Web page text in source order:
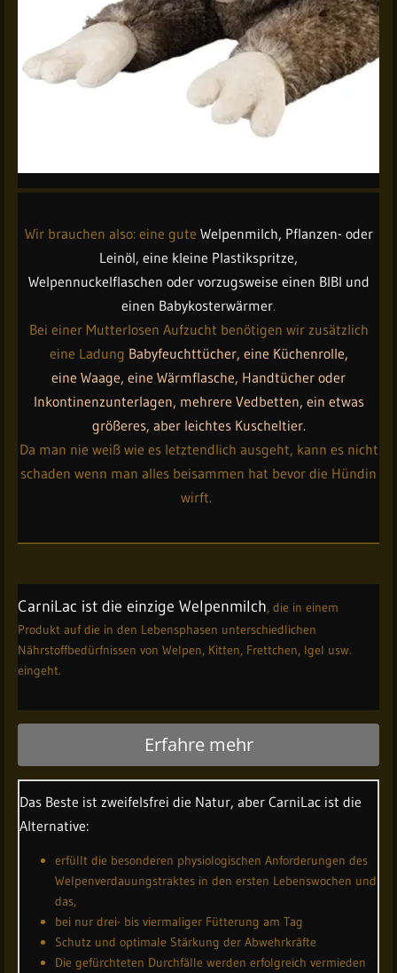
Wir brauchen also: eine gute Welpenmilch, Pflanzen- oder
Leinöl, eine kleine Plastikspritze,
Welpennuckelflaschen oder vorzugsweise einen BIBI und
einen Babykosterwärmer.
Bei einer Mutterlosen Aufzucht benötigen wir zusätzlich
eine Ladung Babyfeuchttücher, eine Küchenrolle,
eine Waage, eine Wärmflasche, Handtücher oder
Inkontinenzunterlagen, mehrere Vedbetten, ein etwas
größeres, aber leichtes Kuscheltier.
Da man nie weiß wie es letztendlich ausgeht, kann es nicht
schaden wenn man alles beisammen hat bevor die Hündin
wirft.
CarniLac ist die einzige Welpenmilch, die in einem
Produkt auf die in den Lebensphasen unterschiedlichen
Nährstoffbedürfnissen von Welpen, Kitten, Frettchen, Igel usw.
eingeht.
Erfahre mehr
Das Beste ist zweifelsfrei die Natur, aber CarniLac ist die
Alternative:
erfüllt die besonderen physiologischen Anforderungen des
Welpenverdauungstraktes in den ersten Lebenswochen und
das,
bei nur drei- bis viermaliger Fütterung am Tag
Schutz und optimale Stärkung der Abwehrkräfte
Die gefürchteten Durchfälle werden erfolgreich vermieden